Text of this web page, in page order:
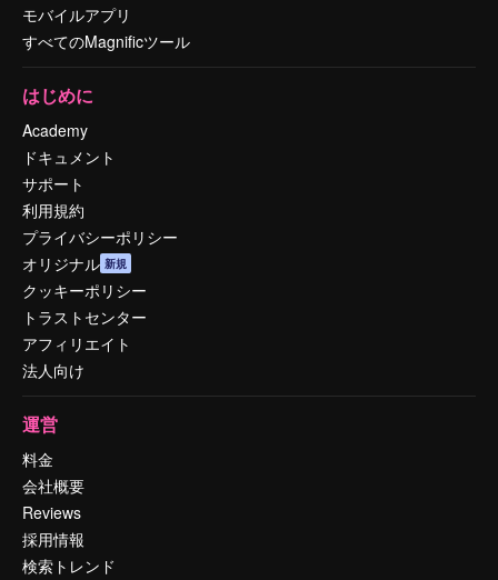
モバイルアプリ
すべてのMagnificツール
はじめに
Academy
ドキュメント
サポート
利用規約
プライバシーポリシー
オリジナル 新規
クッキーポリシー
トラストセンター
アフィリエイト
法人向け
運営
料金
会社概要
Reviews
採用情報
検索トレンド